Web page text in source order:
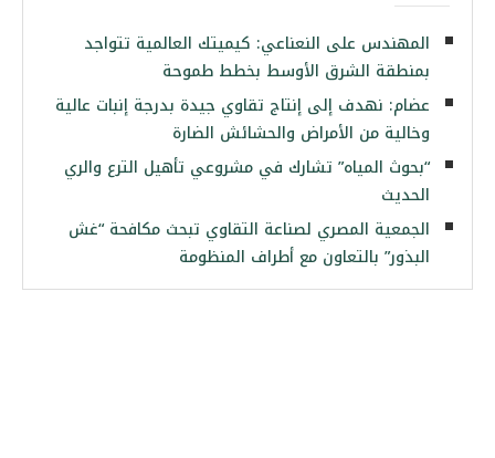
المهندس على النعناعي: كيميتك العالمية تتواجد
بمنطقة الشرق الأوسط بخطط طموحة
عضام: نهدف إلى إنتاج تقاوي جيدة بدرجة إنبات عالية
وخالية من الأمراض والحشائش الضارة
“بحوث المياه” تشارك في مشروعي تأهيل الترع والري
الحديث
الجمعية المصري لصناعة التقاوي تبحث مكافحة “غش
البذور” بالتعاون مع أطراف المنظومة